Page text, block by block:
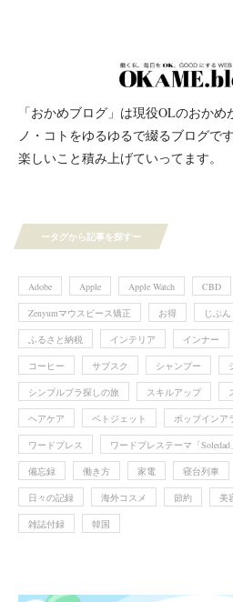
「おかめブログ」は現役OLのおか
ノ・コトをゆるゆるで綴るブログで
楽しいこと積み上げていってます。
ータグから記事を探すー
Adobe Apple Apple Watch CBD
Zenyumマウスピース矯正 お得 じぶん
ふるさと納税 インテリア インナー
コーヒー サブスク シャンプー
シンプルブラ探しの旅 スキルアップ
ヘアケア ベトジェット ポップインア
ワードプレス ワードプレステーマ「Soledad」
備忘録 働き方 家電 寝台列車
日々の記録 海外コスメ 節約 美
雑誌付録 韓国